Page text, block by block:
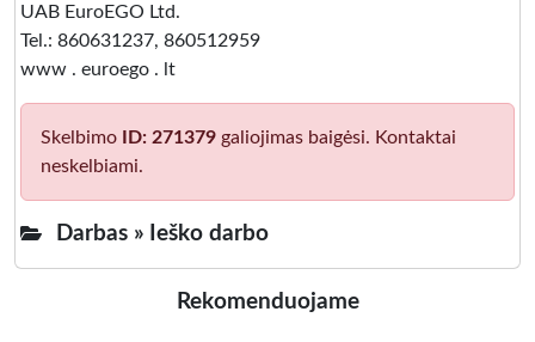
UAB EuroEGO Ltd.
Tel.: 860631237, 860512959
www . euroego . lt
Skelbimo ID: 271379 galiojimas baigėsi. Kontaktai
neskelbiami.
Darbas » Ieško darbo
Rekomenduojame